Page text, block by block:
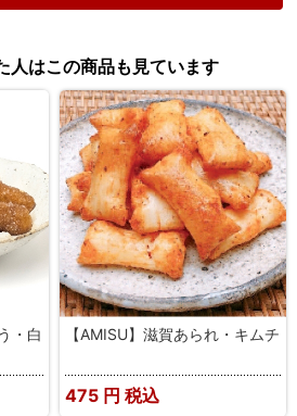
人はこの商品も見ています
・白
【AMISU】滋賀あられ・キムチ
475 円 税込